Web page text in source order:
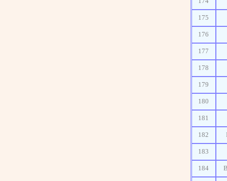
175
176
177
178
179
180
181
182
183
184